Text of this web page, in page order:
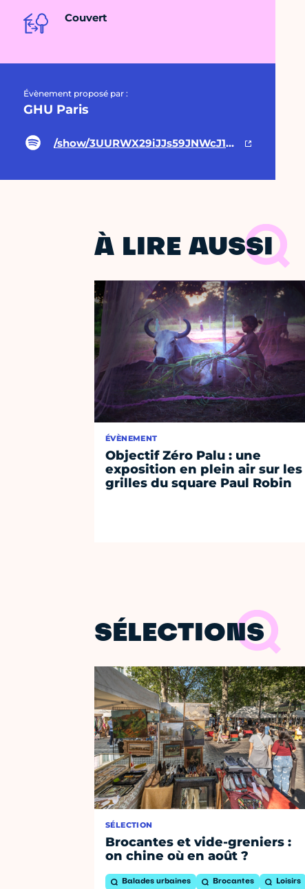
Couvert
Évènement proposé par :
GHU Paris
/show/3UURWX29iJJs59JNWcJ18G
À LIRE AUSSI
ÉVÈNEMENT
Objectif Zéro Palu : une
exposition en plein air sur les
grilles du square Paul Robin
SÉLECTIONS
SÉLECTION
Brocantes et vide-greniers :
on chine où en août ?
Balades urbaines Brocantes Loisirs